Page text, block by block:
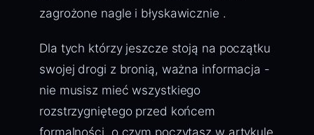
zagrożone nagle i błyskawicznie .
Dla tych którzy jeszcze stoją na początku
swojej drogi z bronią, ważna informacja -
nie musisz mieć wszystkiego
rozstrzygniętego przed końcem
formalności, o czym poczytasz w artykule